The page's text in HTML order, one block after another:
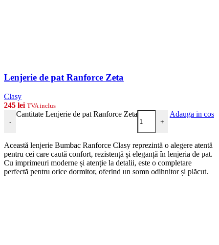
Lenjerie de pat Ranforce Zeta
Clasy
245 lei TVA inclus
-
Cantitate Lenjerie de pat Ranforce Zeta
+
Adauga in cos
Această lenjerie Bumbac Ranforce Clasy reprezintă o alegere atentă
pentru cei care caută confort, rezistență și eleganță în lenjeria de pat.
Cu imprimeuri moderne și atenție la detalii, este o completare
perfectă pentru orice dormitor, oferind un somn odihnitor și plăcut.